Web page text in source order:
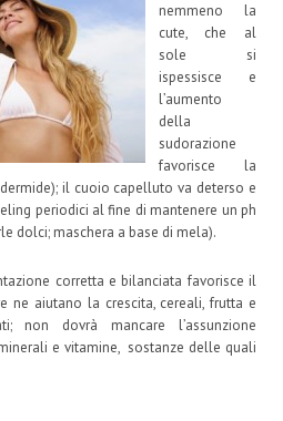
nemmeno la
cute, che al
sole si
ispessisce e
l’aumento
della
sudorazione
favorisce la
il cuoio capelluto va deterso e
periodici al fine di mantenere un ph
dolci; maschera a base di mela).
corretta e bilanciata favorisce il
ne aiutano la crescita, cereali, frutta e
non dovrà mancare l’assunzione
e vitamine, sostanze delle quali